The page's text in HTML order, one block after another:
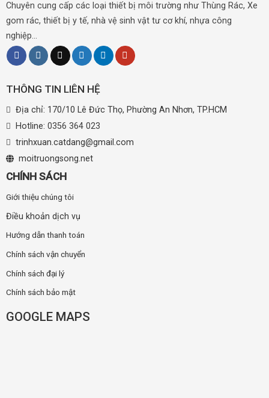
Chuyên cung cấp các loại thiết bị môi trường như Thùng Rác, Xe
gom rác, thiết bị y tế, nhà vệ sinh vật tư cơ khí, nhựa công
nghiệp...
THÔNG TIN LIÊN HỆ
Địa chỉ: 170/10 Lê Đức Thọ, Phường An Nhơn, TP.HCM
Hotline: 0356 364 023
trinhxuan.catdang@gmail.com
moitruongsong.net
CHÍNH SÁCH
Giới thiệu chúng tôi
Điều khoản dịch vụ
Hướng dẫn thanh toán
Chính sách vận chuyển
Chính sách đại lý
Chính sách bảo mật
GOOGLE MAPS